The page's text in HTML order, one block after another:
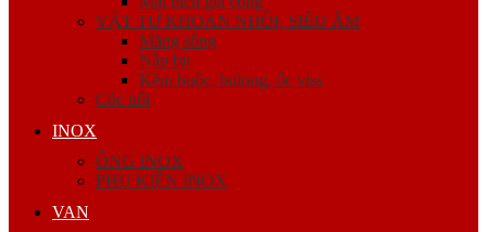
VẬT TƯ KHOAN NHỒI, SIÊU ÂM
Măng sông
Nắp bịt
Kẽm buộc, bulong, ốc viss
Cóc nối
INOX
ỐNG INOX
PHỤ KIỆN INOX
VAN